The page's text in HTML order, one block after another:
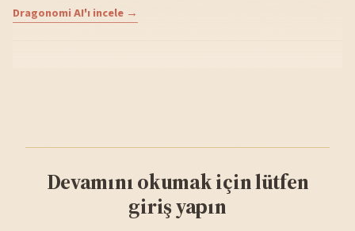
Dragonomi AI'ı incele →
Devamını okumak için lütfen
giriş yapın